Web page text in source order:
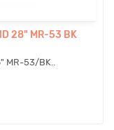
28" MR-53 BK
MR-53/BK..